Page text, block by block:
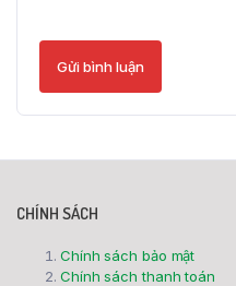
CHÍNH SÁCH
Chính sách bảo mật
Chính sách thanh toán